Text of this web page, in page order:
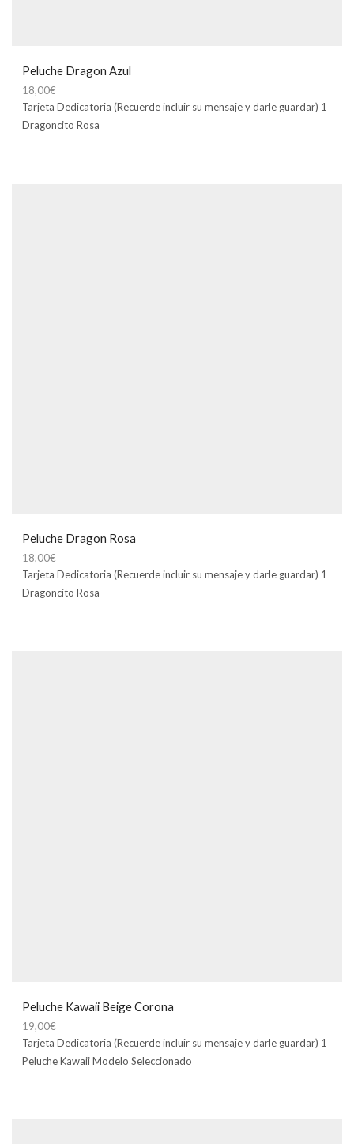
Peluche Dragon Azul
18,00€
Tarjeta Dedicatoria (Recuerde incluir su mensaje y darle guardar) 1
Dragoncito Rosa
Peluche Dragon Rosa
18,00€
Tarjeta Dedicatoria (Recuerde incluir su mensaje y darle guardar) 1
Dragoncito Rosa
Peluche Kawaii Beige Corona
19,00€
Tarjeta Dedicatoria (Recuerde incluir su mensaje y darle guardar) 1
Peluche Kawaii Modelo Seleccionado